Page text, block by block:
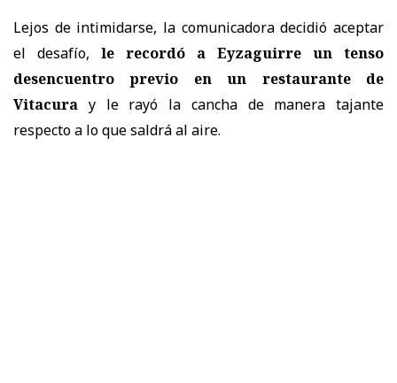
Lejos de intimidarse, la comunicadora decidió aceptar
el desafío, le recordó a Eyzaguirre un tenso
desencuentro previo en un restaurante de
Vitacura y le rayó la cancha de manera tajante
respecto a lo que saldrá al aire.